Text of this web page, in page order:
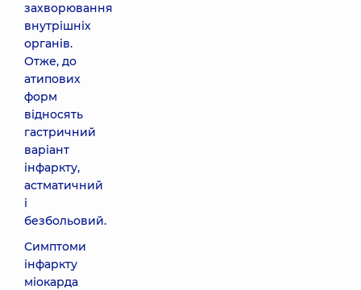
захворювання
внутрішніх
органів.
Отже, до
атипових
форм
відносять
гастричний
варіант
інфаркту,
астматичний
і
безбольовий.
Симптоми
інфаркту
міокарда